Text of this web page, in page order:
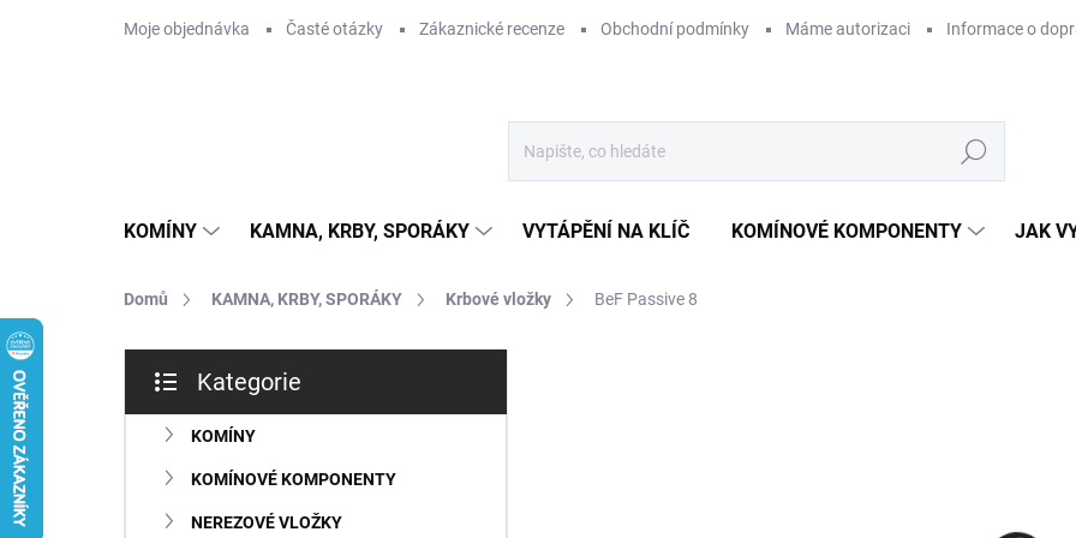
Moje objednávka Časté otázky Zákaznické recenze Obchodní podmínky Máme autorizaci Informace o
Hledat
KOMÍNY KAMNA, KRBY, SPORÁKY VYTÁPĚNÍ NA KLÍČ KOMÍNOVÉ KOMPONENTY JAK
Domů KAMNA, KRBY, SPORÁKY Krbové vložky BeF Passive 8
s
kategorie
Kategorie
KOMÍNY
KOMÍNOVÉ KOMPONENTY
NEREZOVÉ VLOŽKY